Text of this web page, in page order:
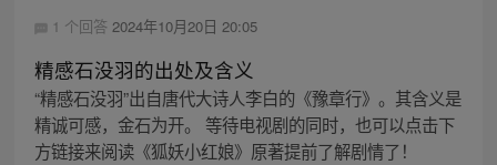
1 个回答 2024年10月20日 20:05
精感石没羽的出处及含义
“精感石没羽”出自唐代大诗人李白的《豫章行》。其含义是
精诚可感，金石为开。 等待电视剧的同时，也可以点击下
方链接来阅读《狐妖小红娘》原著提前了解剧情了！